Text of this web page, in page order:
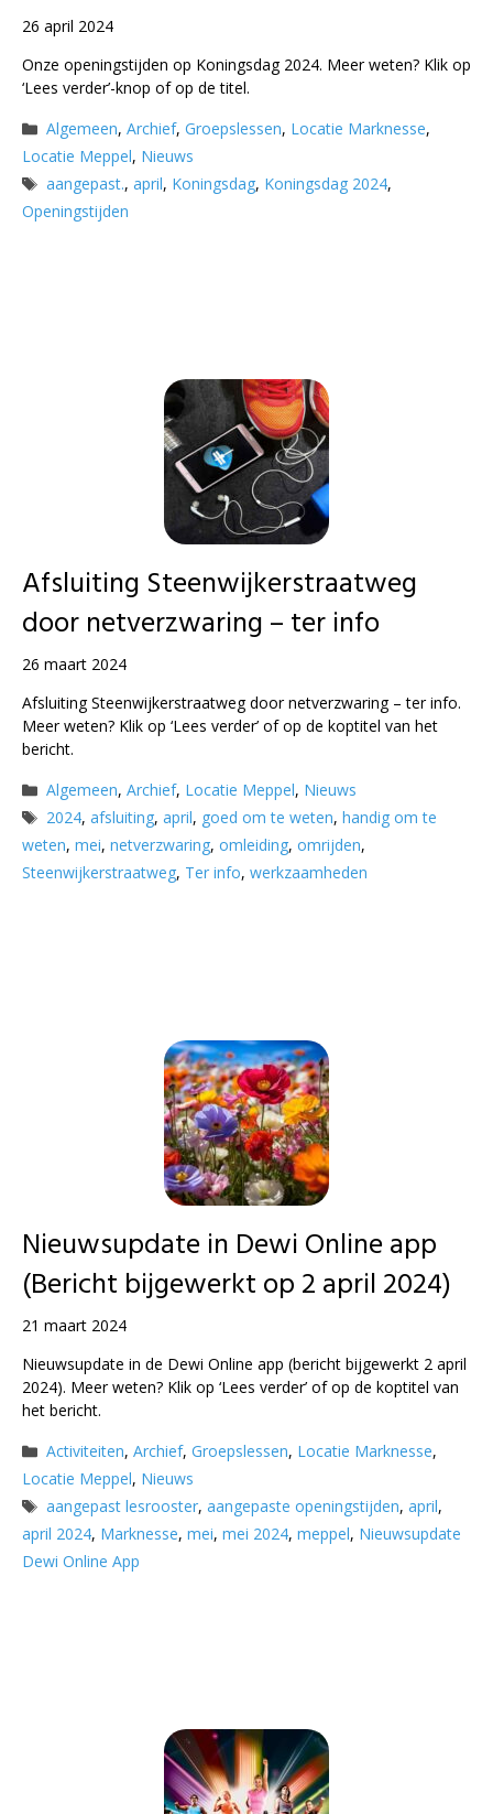
26 april 2024
Onze openingstijden op Koningsdag 2024. Meer weten? Klik op
‘Lees verder’-knop of op de titel.
Categorieën
Algemeen,Archief,Groepslessen, Locatie Marknesse,
Locatie Meppel, Nieuws
Tags
aangepast.,april, Koningsdag, Koningsdag 2024,
Openingstijden
Afsluiting Steenwijkerstraatweg
door netverzwaring – ter info
26 maart 2024
Afsluiting Steenwijkerstraatweg door netverzwaring – ter info.
Meer weten? Klik op ‘Lees verder’ of op de koptitel van het
bericht.
Categorieën
Algemeen,Archief, Locatie Meppel, Nieuws
Tags
2024,afsluiting,april, goed om te weten,handig om te
weten, mei, netverzwaring, omleiding, omrijden,
Steenwijkerstraatweg, Ter info, werkzaamheden
Nieuwsupdate in Dewi Online app
(Bericht bijgewerkt op 2 april 2024)
21 maart 2024
Nieuwsupdate in de Dewi Online app (bericht bijgewerkt 2 april
2024). Meer weten? Klik op ‘Lees verder’ of op de koptitel van
het bericht.
Categorieën
Activiteiten,Archief,Groepslessen, Locatie Marknesse,
Locatie Meppel, Nieuws
Tags
aangepast lesrooster,aangepaste openingstijden,april,
april 2024, Marknesse, mei, mei 2024, meppel, Nieuwsupdate
Dewi Online App